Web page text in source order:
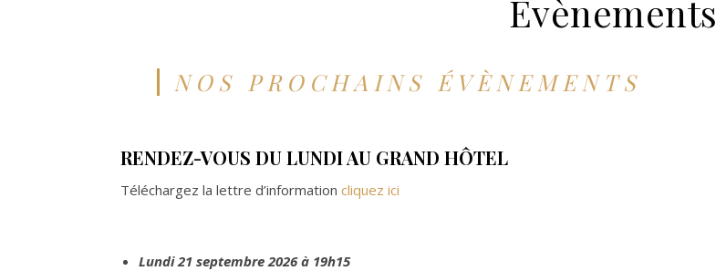
Evènements
NOS PROCHAINS ÉVÈNEMENTS
RENDEZ-VOUS DU LUNDI AU GRAND HÔTEL
Téléchargez la lettre d’information cliquez ici
Lundi 21 septembre 2026 à 19h15